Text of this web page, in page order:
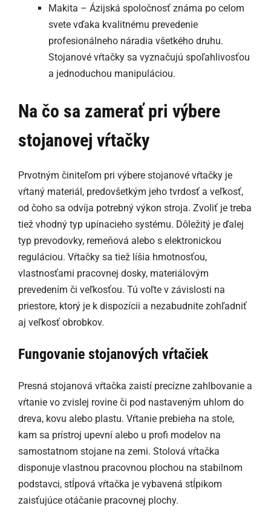
Makita – Ázijská spoločnosť známa po celom
svete vďaka kvalitnému prevedenie
profesionálneho náradia všetkého druhu.
Stojanové vŕtačky sa vyznačujú spoľahlivosťou
a jednoduchou manipuláciou.
Na čo sa zamerať pri výbere
stojanovej vŕtačky
Prvotným činiteľom pri výbere stojanové vŕtačky je
vŕtaný materiál, predovšetkým jeho tvrdosť a veľkosť,
od čoho sa odvíja potrebný výkon stroja. Zvoliť je treba
tiež vhodný typ upínacieho systému. Dôležitý je ďalej
typ prevodovky, remeňová alebo s elektronickou
reguláciou. Vŕtačky sa tiež líšia hmotnosťou,
vlastnosťami pracovnej dosky, materiálovým
prevedením či veľkosťou. Tú voľte v závislosti na
priestore, ktorý je k dispozícii a nezabudnite zohľadniť
aj veľkosť obrobkov.
Fungovanie stojanových vŕtačiek
Presná stojanová vŕtačka zaistí precízne zahlbovanie a
vŕtanie vo zvislej rovine či pod nastaveným uhlom do
dreva, kovu alebo plastu. Vŕtanie prebieha na stole,
kam sa prístroj upevní alebo u profi modelov na
samostatnom stojane na zemi. Stolová vŕtačka
disponuje vlastnou pracovnou plochou na stabilnom
podstavci, stĺpová vŕtačka je vybavená stĺpikom
zaisťujúce otáčanie pracovnej plochy.